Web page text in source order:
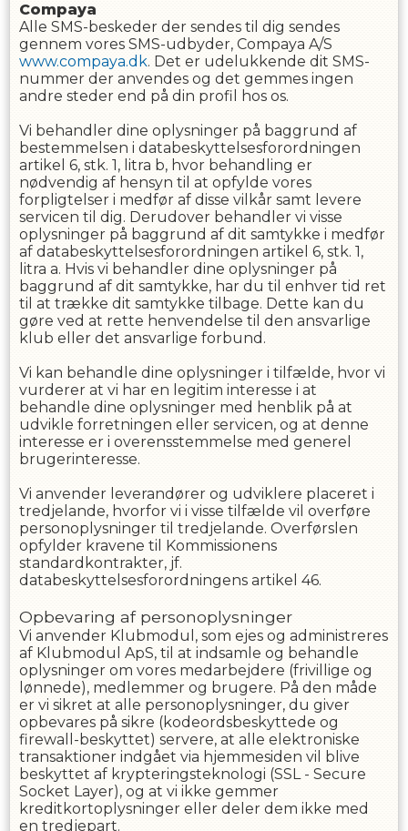
Compaya
Alle SMS-beskeder der sendes til dig sendes
gennem vores SMS-udbyder, Compaya A/S
www.compaya.dk. Det er udelukkende dit SMS-
nummer der anvendes og det gemmes ingen
andre steder end på din profil hos os.
Vi behandler dine oplysninger på baggrund af
bestemmelsen i databeskyttelsesforordningen
artikel 6, stk. 1, litra b, hvor behandling er
nødvendig af hensyn til at opfylde vores
forpligtelser i medfør af disse vilkår samt levere
servicen til dig. Derudover behandler vi visse
oplysninger på baggrund af dit samtykke i medfør
af databeskyttelsesforordningen artikel 6, stk. 1,
litra a. Hvis vi behandler dine oplysninger på
baggrund af dit samtykke, har du til enhver tid ret
til at trække dit samtykke tilbage. Dette kan du
gøre ved at rette henvendelse til den ansvarlige
klub eller det ansvarlige forbund.
Vi kan behandle dine oplysninger i tilfælde, hvor vi
vurderer at vi har en legitim interesse i at
behandle dine oplysninger med henblik på at
udvikle forretningen eller servicen, og at denne
interesse er i overensstemmelse med generel
brugerinteresse.
Vi anvender leverandører og udviklere placeret i
tredjelande, hvorfor vi i visse tilfælde vil overføre
personoplysninger til tredjelande. Overførslen
opfylder kravene til Kommissionens
standardkontrakter, jf.
databeskyttelsesforordningens artikel 46.
Opbevaring af personoplysninger
Vi anvender Klubmodul, som ejes og administreres
af Klubmodul ApS, til at indsamle og behandle
oplysninger om vores medarbejdere (frivillige og
lønnede), medlemmer og brugere. På den måde
er vi sikret at alle personoplysninger, du giver
opbevares på sikre (kodeordsbeskyttede og
firewall-beskyttet) servere, at alle elektroniske
transaktioner indgået via hjemmesiden vil blive
beskyttet af krypteringsteknologi (SSL - Secure
Socket Layer), og at vi ikke gemmer
kreditkortoplysninger eller deler dem ikke med
en tredjepart.